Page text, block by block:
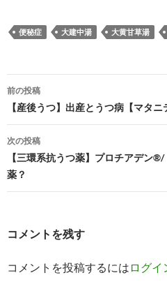
便秘症 大建中湯 大黄甘草湯
投
稿
ナ
ビ
ゲ
シ
前の投稿
【産後うつ】出産とうつ病【マタニ
次の投稿
【三環系抗うつ薬】プロチアデン
薬？
コメントを残す
コメントを投稿するには ログイ